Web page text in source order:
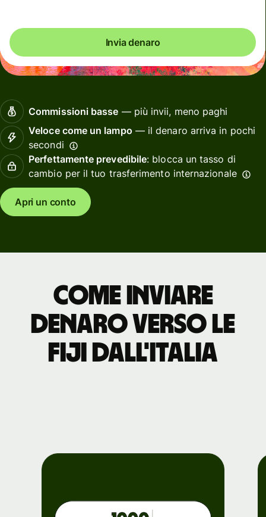
Invia denaro
Commissioni basse — più invii, meno paghi
Veloce come un lampo — il denaro arriva in pochi
secondi
Perfettamente prevedibile: blocca un tasso di
cambio per il tuo trasferimento internazionale
Apri un conto
Come inviare
denaro verso le
Fiji dall'Italia